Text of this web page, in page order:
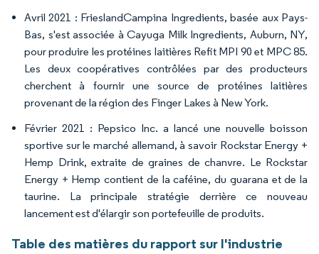
Avril 2021 : FrieslandCampina Ingredients, basée aux Pays-
Bas, s'est associée à Cayuga Milk Ingredients, Auburn, NY,
pour produire les protéines laitières Refit MPI 90 et MPC 85.
Les deux coopératives contrôlées par des producteurs
cherchent à fournir une source de protéines laitières
provenant de la région des Finger Lakes à New York.
Février 2021 : Pepsico Inc. a lancé une nouvelle boisson
sportive sur le marché allemand, à savoir Rockstar Energy +
Hemp Drink, extraite de graines de chanvre. Le Rockstar
Energy + Hemp contient de la caféine, du guarana et de la
taurine. La principale stratégie derrière ce nouveau
lancement est d'élargir son portefeuille de produits.
Table des matières du rapport sur l'industrie